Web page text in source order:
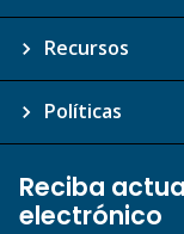
Recursos
Políticas
Reciba
electrónico